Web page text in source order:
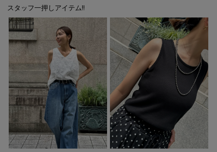
スタッフ一押しアイテム!!